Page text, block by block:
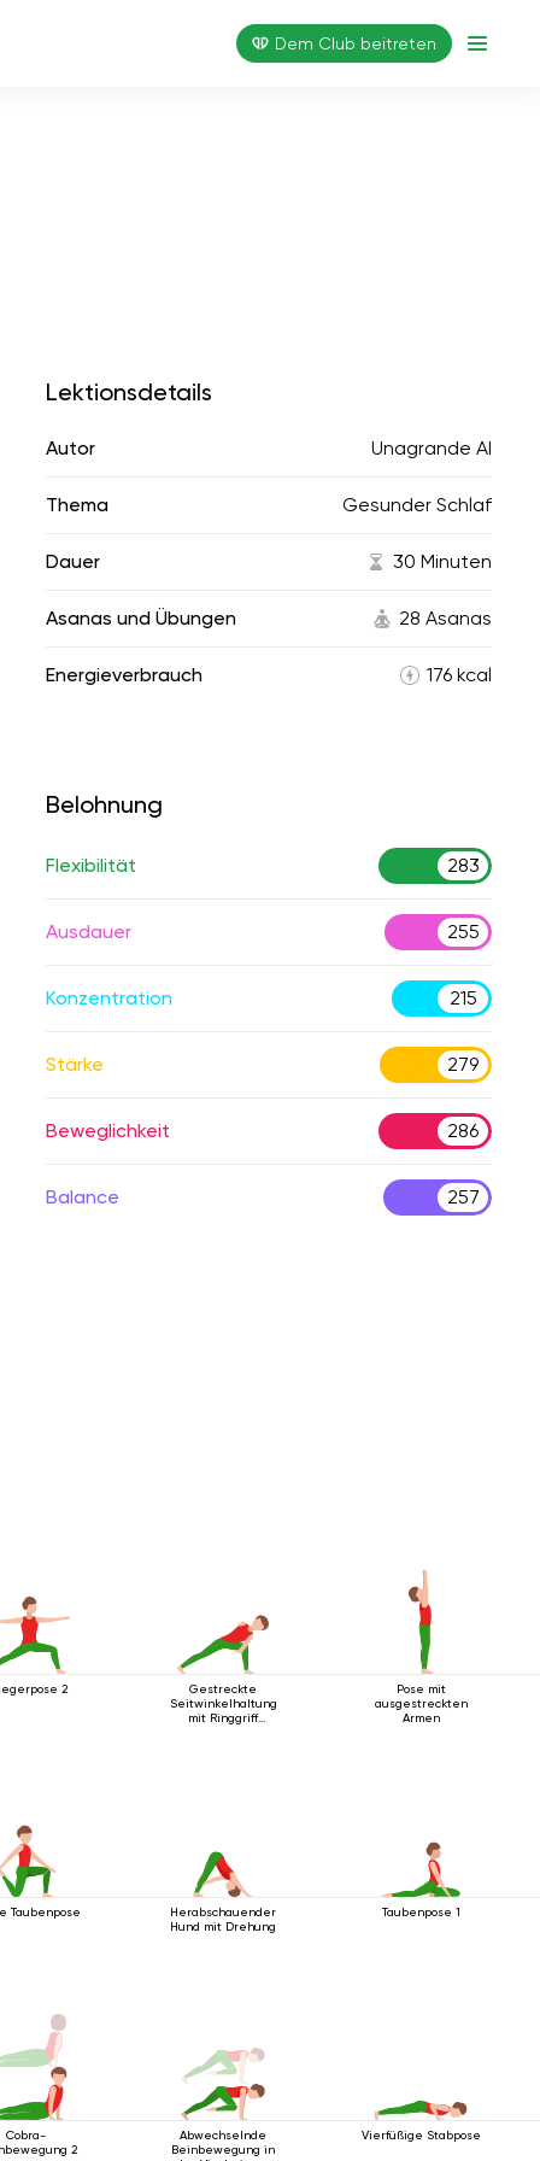
Dem Club beitreten
Lektionsdetails
Autor Unagrande AI
Thema Gesunder Schlaf
Dauer 30 Minuten
Asanas und Übungen 28 Asanas
Energieverbrauch 176 kcal
Belohnung
Flexibilität 283
Ausdauer 255
Konzentration 215
Stärke 279
Beweglichkeit 286
Balance 257
2
Gestreckte
Seitwinkelhaltung
mit Ringgriff
Pose mit
ausgestreckten
Armen
Taubenpose
Herabschauender
Hund mit Drehung
Taubenpose 1
Cobra-
2
Abwechselnde
Beinbewegung in
Vierfüßige Stabpose